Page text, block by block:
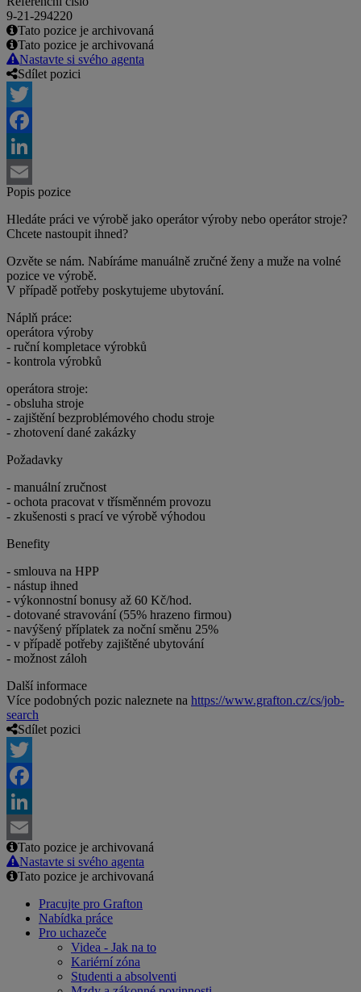
9-21-294220
Tato pozice je archivovaná
Tato pozice je archivovaná
Nastavte si svého agenta
Sdílet pozici
Twitter
Facebook
LinkedIn
Email
Popis pozice
Hledáte práci ve výrobě jako operátor výroby nebo operátor stroje?
Chcete nastoupit ihned?
Ozvěte se nám. Nabíráme manuálně zručné ženy a muže na volné
pozice ve výrobě.
V případě potřeby poskytujeme ubytování.
Náplň práce:
operátora výroby
- ruční kompletace výrobků
- kontrola výrobků
operátora stroje:
- obsluha stroje
- zajištění bezproblémového chodu stroje
- zhotovení dané zakázky
Požadavky
- manuální zručnost
- ochota pracovat v třísměnném provozu
- zkušenosti s prací ve výrobě výhodou
Benefity
- smlouva na HPP
- nástup ihned
- výkonnostní bonusy až 60 Kč/hod.
- dotované stravování (55% hrazeno firmou)
- navýšený příplatek za noční směnu 25%
- v případě potřeby zajištěné ubytování
- možnost záloh
Další informace
Více podobných pozic naleznete na https://www.grafton.cz/cs/job-
search
Sdílet pozici
Twitter
Facebook
LinkedIn
Email
Tato pozice je archivovaná
Nastavte si svého agenta
Tato pozice je archivovaná
Pracujte pro Grafton
Nabídka práce
Pro uchazeče
Videa - Jak na to
Kariérní zóna
Studenti a absolventi